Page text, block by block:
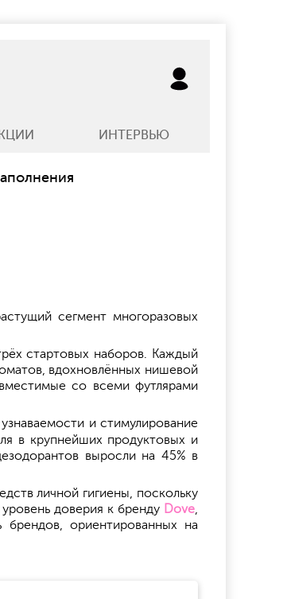
ИНТЕРВЬЮ
сегмент многоразовых
стартовых наборов. Каждый
вдохновлённых нишевой
со всеми футлярами
и стимулирование
в крупнейших продуктовых и
выросли на 45% в
личной гигиены, поскольку
доверия к бренду Dove,
брендов, ориентированных на